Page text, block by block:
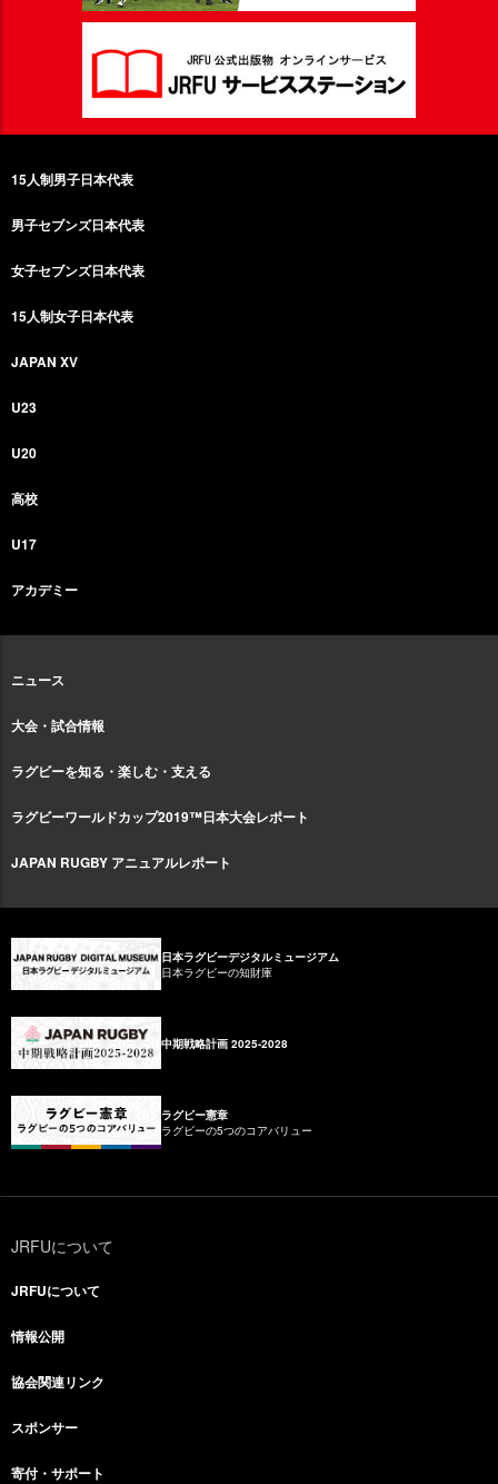
15人制男子日本代表
男子セブンズ日本代表
女子セブンズ日本代表
15人制女子日本代表
JAPAN XV
U23
U20
高校
U17
アカデミー
ニュース
大会・試合情報
ラグビーを知る・楽しむ・支える
ラグビーワールドカップ2019™日本大会レポート
JAPAN RUGBY アニュアルレポート
日本ラグビーデジタルミュージアム
日本ラグビーの知財庫
中期戦略計画 2025-2028
ラグビー憲章
ラグビーの5つのコアバリュー
JRFUについて
JRFUについて
情報公開
協会関連リンク
スポンサー
寄付・サポート